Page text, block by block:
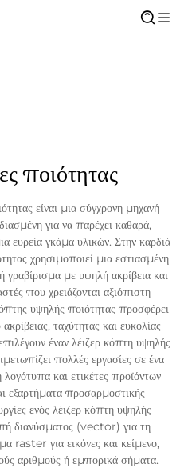
ποιότητας
είναι μια σύγχρονη μηχανή
για να παρέχει καθαρά,
ευρεία γκάμα υλικών. Στην καρδιά
χρησιμοποιεί μια εστιασμένη
με υψηλή ακρίβεια και
που χρειάζονται αξιόπιστη
υψηλής ποιότητας προσφέρει
ταχύτητας και ευκολίας
έναν λέιζερ κόπτη υψηλής
πολλές εργασίες σε ένα
και ετικέτες προϊόντων
εξαρτήματα προσαρμοστικής
ενός λέιζερ κόπτη υψηλής
διανύσματος (vector) για τη
raster για εικόνες και κείμενο,
αριθμούς ή εμπορικά σήματα.